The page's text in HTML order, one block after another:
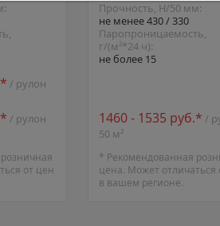
/ рулон
/ рулон
от цен
Прочность, Н/50 мм:
не менее 430 / 330
Паропроницаемость,
г/(м²*24 ч):
не более 15
1460 - 1535 руб.* /
50 м²
* Рекомендованная
цена. Может отличаться
в вашем регионе.